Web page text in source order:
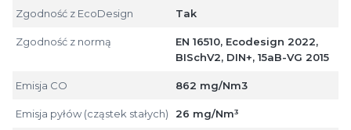
Zgodność z EcoDesign Tak
Zgodność z normą
EN 16510, Ecodesign 2022,
BISchV2, DIN+, 15aB-VG 2015
Emisja CO 862 mg/Nm3
Emisja pyłów (cząstek stałych) 26 mg/Nm³